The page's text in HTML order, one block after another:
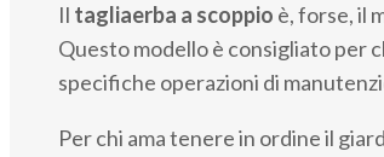
Il tagliaerba a scoppio è, forse, il
Questo modello è consigliato per
specifiche operazioni di
Per chi ama tenere in ordine il